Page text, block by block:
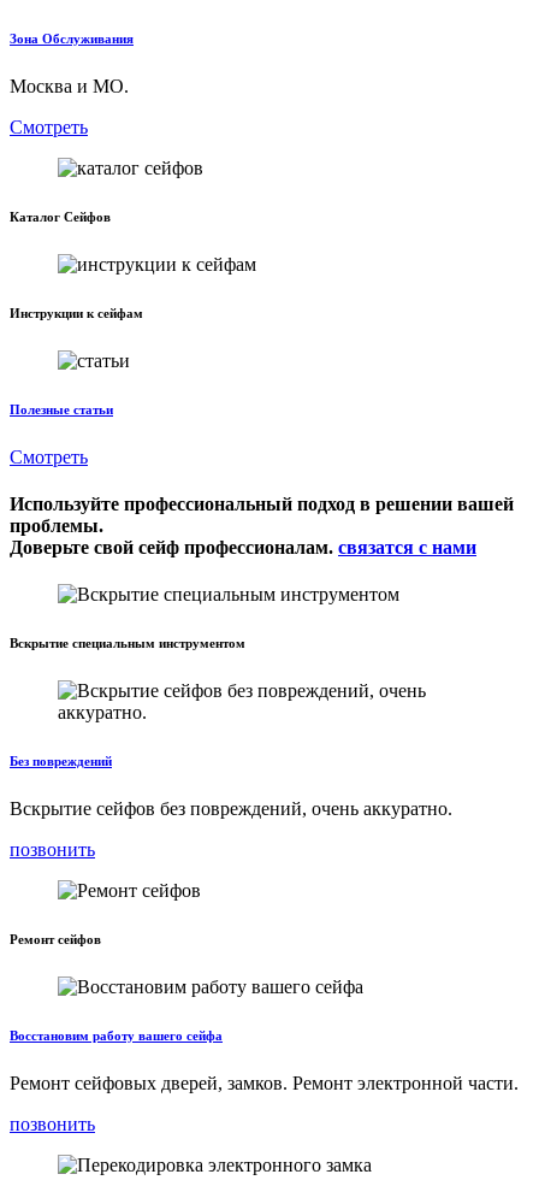
Зона Обслуживания
Москва и МО.
Смотреть
Каталог Сейфов
Инструкции к сейфам
Полезные статьи
Смотреть
Используйте профессиональный подход в решении вашей
проблемы.
Доверьте свой сейф профессионалам. связатся с нами
Вскрытие специальным инструментом
Без повреждений
Вскрытие сейфов без повреждений, очень аккуратно.
позвонить
Ремонт сейфов
Восстановим работу вашего сейфа
Ремонт сейфовых дверей, замков. Ремонт электронной части.
позвонить